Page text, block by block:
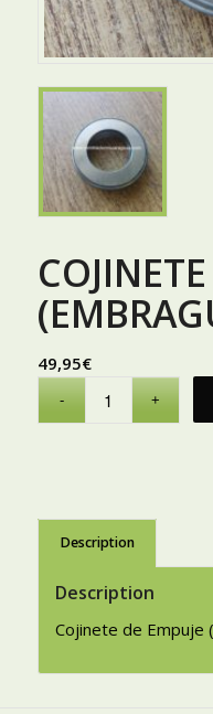
49,95€
Description
Description
Cojinete de Empuje